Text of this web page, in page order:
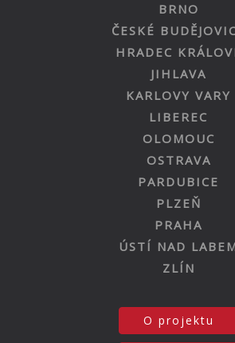
BRNO
ČESKÉ
HRADEC
JIHLAVA
KARLOVY VARY
LIBEREC
OLOMOUC
OSTRAVA
PARDUBICE
PLZEŇ
PRAHA
ÚSTÍ NAD
ZLÍN
O projektu